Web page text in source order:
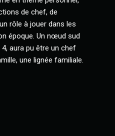
de chef, de
rôle à jouer dans les
époque. Un nœud sud
aura pu être un chef
une lignée familiale.